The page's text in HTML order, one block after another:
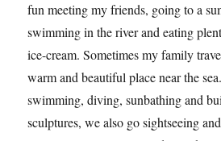
fun meeting my friends, going to a
swimming in the river and eating
ice-cream. Sometimes my family
warm and beautiful place near the
swimming, diving, sunbathing and
sculptures, we also go sightseeing